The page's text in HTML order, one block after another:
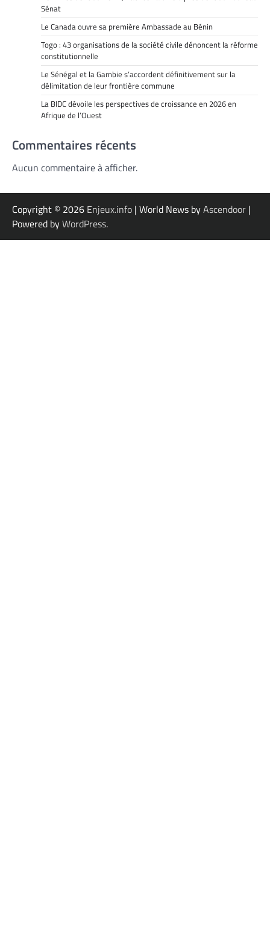
Sénat
Le Canada ouvre sa première Ambassade au Bénin
Togo : 43 organisations de la société civile dénoncent la réforme
constitutionnelle
Le Sénégal et la Gambie s’accordent définitivement sur la
délimitation de leur frontière commune
La BIDC dévoile les perspectives de croissance en 2026 en
Afrique de l’Ouest
Commentaires récents
Aucun commentaire à afficher.
Copyright © 2026 Enjeux.info | World News byAscendoor |
Powered byWordPress.